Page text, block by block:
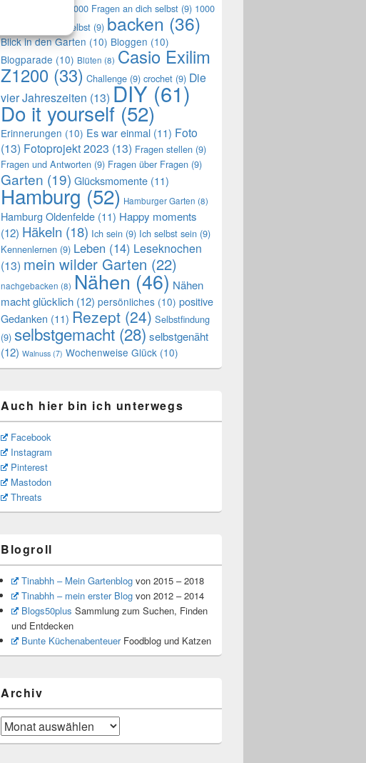
1000 Fragen an dich selbst (9) 1000
Fragen an mich selbst (9) backen (36)
Blick in den Garten (10) Bloggen (10)
Blogparade (10) Blüten (8) Casio Exilim
Z1200 (33) Challenge (9) crochet (9) Die
vier Jahreszeiten (13) DIY(61)
Do it yourself (52)
Erinnerungen (10) Es war einmal (11) Foto
(13) Fotoprojekt 2023 (13) Fragen stellen (9)
Fragen und Antworten (9) Fragen über Fragen (9)
Garten (19) Glücksmomente (11)
Hamburg (52) Hamburger Garten (8)
Hamburg Oldenfelde (11) Happy moments
(12) Häkeln (18) Ich sein (9) Ich selbst sein (9)
Kennenlernen (9) Leben (14) Leseknochen
(13) mein wilder Garten (22)
nachgebacken (8) Nähen (46) Nähen
macht glücklich (12) persönliches (10) positive
Gedanken (11) Rezept (24) Selbstfindung
(9) selbstgemacht (28) selbstgenäht
(12) Walnuss (7) Wochenweise Glück (10)
Auch hier bin ich unterwegs
Facebook
Instagram
Pinterest
Mastodon
Threats
Blogroll
Tinabhh – Mein Gartenblogvon 2015 – 2018
Tinabhh – mein erster Blogvon 2012 – 2014
Blogs50plus Sammlung zum Suchen, Finden
und Entdecken
Bunte KüchenabenteuerFoodblog und Katzen
Archiv
Archiv